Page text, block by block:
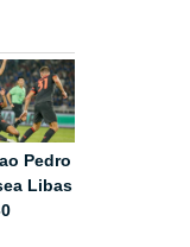
Pedro
Libas